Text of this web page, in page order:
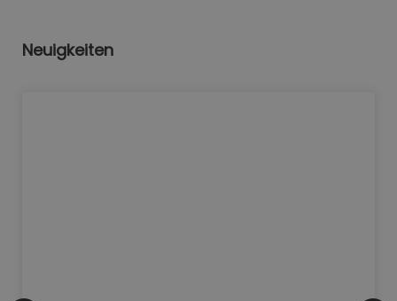
Neuigkeiten